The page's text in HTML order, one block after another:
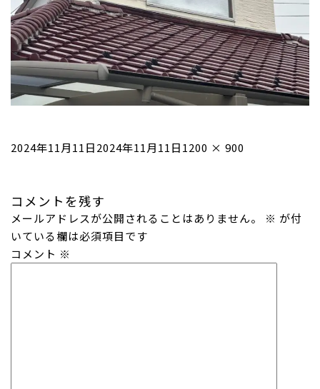
投
2024年11月11日2024年11月11日フ
ズ
1200 × 900
コメントを残す
メールアドレスが公開されることはありません。 ※ が付
いている欄は必須項目です
コメント ※